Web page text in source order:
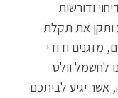
ודורשות
ותקן את תקלת
מזגנים ודודי
לחשמל וולט
‏אשר יגיע לביתכם